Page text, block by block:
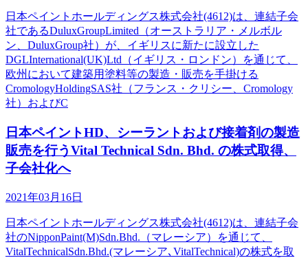
日本ペイントホールディングス株式会社(4612)は、連結子会
社であるDuluxGroupLimited（オーストラリア・メルボル
ン、DuluxGroup社）が、イギリスに新たに設立した
DGLInternational(UK)Ltd（イギリス・ロンドン）を通じて、
欧州において建築用塗料等の製造・販売を手掛ける
CromologyHoldingSAS社（フランス・クリシー、Cromology
社）およびC
日本ペイントHD、シーラントおよび接着剤の製造
販売を行うVital Technical Sdn. Bhd. の株式取得、
子会社化へ
2021年03月16日
日本ペイントホールディングス株式会社(4612)は、連結子会
社のNipponPaint(M)Sdn.Bhd.（マレーシア）を通じて、
VitalTechnicalSdn.Bhd.(マレーシア､VitalTechnical)の株式を取